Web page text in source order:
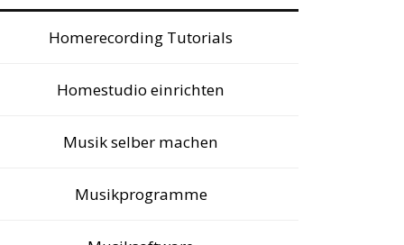
Homerecording Tutorials
Homestudio einrichten
Musik selber machen
Musikprogramme